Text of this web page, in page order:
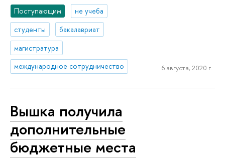
Поступающим
не учеба
студенты
бакалавриат
магистратура
международное сотрудничество
6 августа, 2020 г.
Вышка получила
дополнительные
бюджетные места